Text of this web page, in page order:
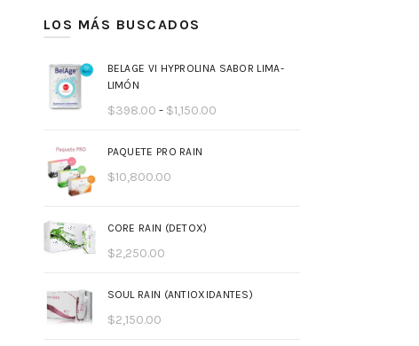
LOS MÁS BUSCADOS
BELAGE VI HYPROLINA SABOR LIMA-
LIMÓN
$398.00 - $1,150.00Rango
PAQUETE PRO RAIN
$10,800.00
CORE RAIN (DETOX)
$2,250.00
SOUL RAIN (ANTIOXIDANTES)
$2,150.00